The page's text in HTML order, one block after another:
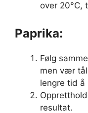
over 20°C,
Paprika:
Følg
men vær
lengre tid å
resultat.